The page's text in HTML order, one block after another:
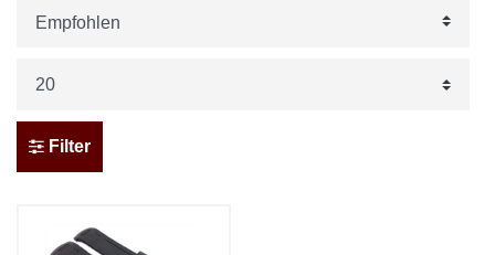
Filter